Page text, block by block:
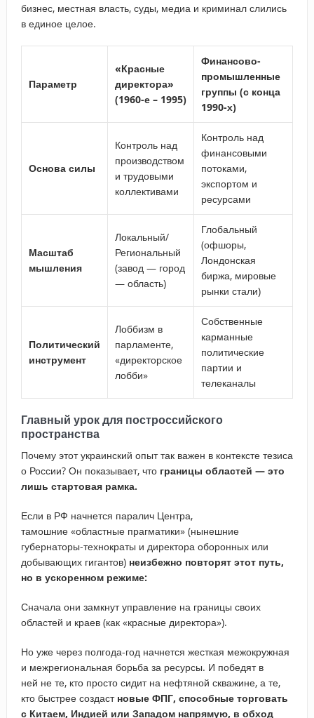
бизнес, местная власть, суды, медиа и криминал слились
в единое целое.
Параметр
«Красные
директора»
(1960-е – 1995)
Финансово-
промышленные
группы (с конца
1990-х)
Основа силы
Контроль над
производством
и трудовыми
коллективами
Контроль над
финансовыми
потоками,
экспортом и
ресурсами
Масштаб
мышления
Локальный/
Региональный
(завод — город
— область)
Глобальный
(офшоры,
Лондонская
биржа, мировые
рынки стали)
Политический
инструмент
Лоббизм в
парламенте,
«директорское
лобби»
Собственные
карманные
политические
партии и
телеканалы
Главный урок для построссийского
пространства
Почему этот украинский опыт так важен в контексте тезиса
о России? Он показывает, чтограницы областей — это
лишь стартовая рамка.
Если в РФ начнется паралич Центра,
тамошние «областные прагматики» (нынешние
губернаторы-технократы и директора оборонных или
добывающих гигантов) неизбежно повторят этот путь,
но в ускоренном режиме:
Сначала они замкнут управление на границы своих
областей и краев (как «красные директора»).
Но уже через полгода-год начнется жесткая межокружная
и межрегиональная борьба за ресурсы. И победят в
ней не те, кто просто сидит на нефтяной скважине, а те,
кто быстрее создастновые ФПГ, способные торговать
с Китаем, Индией или Западом напрямую, в обход